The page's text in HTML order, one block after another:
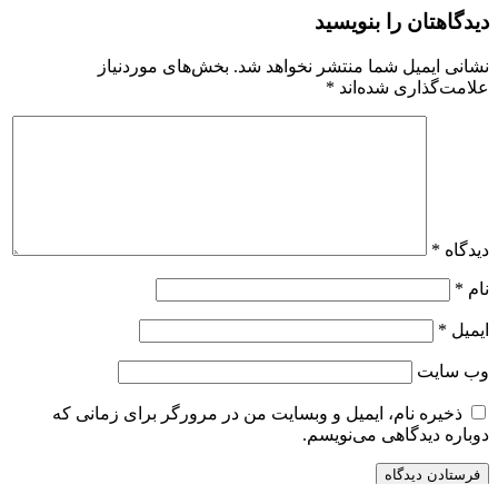
دیدگاهتان را بنویسید
نشانی ایمیل شما منتشر نخواهد شد. بخش‌های موردنیاز
علامت‌گذاری شده‌اند *
دیدگاه *
نام *
ایمیل *
وب‌ سایت
ذخیره نام، ایمیل و وبسایت من در مرورگر برای زمانی که
دوباره دیدگاهی می‌نویسم.